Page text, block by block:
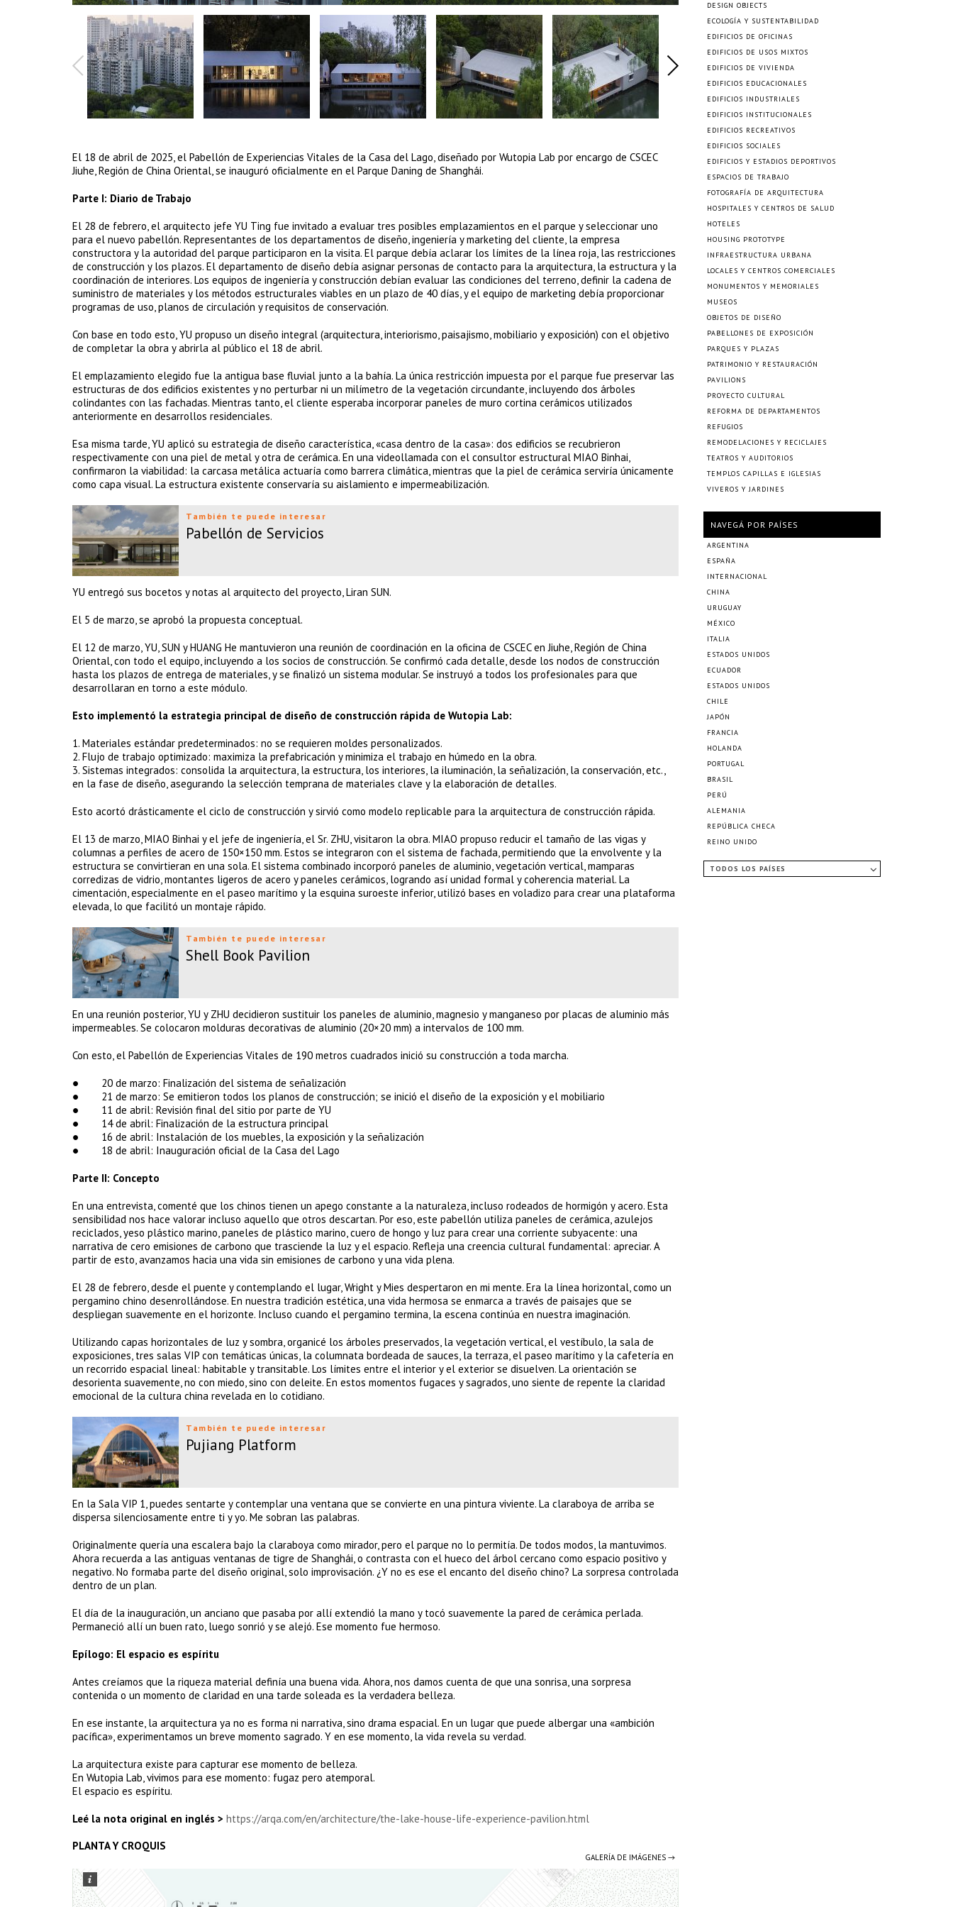
El 18 de abril de 2025, el Pabellón de Experiencias Vitales de la Casa del Lago, diseñado por Wutopia Lab por encargo de CSCEC
Jiuhe, Región de China Oriental, se inauguró oficialmente en el Parque Daning de Shanghái.
Parte I: Diario de Trabajo
El 28 de febrero, el arquitecto jefe YU Ting fue invitado a evaluar tres posibles emplazamientos en el parque y seleccionar uno
para el nuevo pabellón. Representantes de los departamentos de diseño, ingeniería y marketing del cliente, la empresa
constructora y la autoridad del parque participaron en la visita. El parque debía aclarar los límites de la línea roja, las restricciones
de construcción y los plazos. El departamento de diseño debía asignar personas de contacto para la arquitectura, la estructura y la
coordinación de interiores. Los equipos de ingeniería y construcción debían evaluar las condiciones del terreno, definir la cadena de
suministro de materiales y los métodos estructurales viables en un plazo de 40 días, y el equipo de marketing debía proporcionar
programas de uso, planos de circulación y requisitos de conservación.
Con base en todo esto, YU propuso un diseño integral (arquitectura, interiorismo, paisajismo, mobiliario y exposición) con el objetivo
de completar la obra y abrirla al público el 18 de abril.
El emplazamiento elegido fue la antigua base fluvial junto a la bahía. La única restricción impuesta por el parque fue preservar las
estructuras de dos edificios existentes y no perturbar ni un milímetro de la vegetación circundante, incluyendo dos árboles
colindantes con las fachadas. Mientras tanto, el cliente esperaba incorporar paneles de muro cortina cerámicos utilizados
anteriormente en desarrollos residenciales.
Esa misma tarde, YU aplicó su estrategia de diseño característica, «casa dentro de la casa»: dos edificios se recubrieron
respectivamente con una piel de metal y otra de cerámica. En una videollamada con el consultor estructural MIAO Binhai,
confirmaron la viabilidad: la carcasa metálica actuaría como barrera climática, mientras que la piel de cerámica serviría únicamente
como capa visual. La estructura existente conservaría su aislamiento e impermeabilización.
También te puede interesar
Pabellón de Servicios
YU entregó sus bocetos y notas al arquitecto del proyecto, Liran SUN.
El 5 de marzo, se aprobó la propuesta conceptual.
El 12 de marzo, YU, SUN y HUANG He mantuvieron una reunión de coordinación en la oficina de CSCEC en Jiuhe, Región de China
Oriental, con todo el equipo, incluyendo a los socios de construcción. Se confirmó cada detalle, desde los nodos de construcción
hasta los plazos de entrega de materiales, y se finalizó un sistema modular. Se instruyó a todos los profesionales para que
desarrollaran en torno a este módulo.
Esto implementó la estrategia principal de diseño de construcción rápida de Wutopia Lab:
1. Materiales estándar predeterminados: no se requieren moldes personalizados.
2. Flujo de trabajo optimizado: maximiza la prefabricación y minimiza el trabajo en húmedo en la obra.
3. Sistemas integrados: consolida la arquitectura, la estructura, los interiores, la iluminación, la señalización, la conservación, etc.,
en la fase de diseño, asegurando la selección temprana de materiales clave y la elaboración de detalles.
Esto acortó drásticamente el ciclo de construcción y sirvió como modelo replicable para la arquitectura de construcción rápida.
El 13 de marzo, MIAO Binhai y el jefe de ingeniería, el Sr. ZHU, visitaron la obra. MIAO propuso reducir el tamaño de las vigas y
columnas a perfiles de acero de 150×150 mm. Estos se integraron con el sistema de fachada, permitiendo que la envolvente y la
estructura se convirtieran en una sola. El sistema combinado incorporó paneles de aluminio, vegetación vertical, mamparas
corredizas de vidrio, montantes ligeros de acero y paneles cerámicos, logrando así unidad formal y coherencia material. La
cimentación, especialmente en el paseo marítimo y la esquina suroeste inferior, utilizó bases en voladizo para crear una plataforma
elevada, lo que facilitó un montaje rápido.
También te puede interesar
Shell Book Pavilion
En una reunión posterior, YU y ZHU decidieron sustituir los paneles de aluminio, magnesio y manganeso por placas de aluminio más
impermeables. Se colocaron molduras decorativas de aluminio (20×20 mm) a intervalos de 100 mm.
Con esto, el Pabellón de Experiencias Vitales de 190 metros cuadrados inició su construcción a toda marcha.
● 20 de marzo: Finalización del sistema de señalización
● 21 de marzo: Se emitieron todos los planos de construcción; se inició el diseño de la exposición y el mobiliario
● 11 de abril: Revisión final del sitio por parte de YU
● 14 de abril: Finalización de la estructura principal
● 16 de abril: Instalación de los muebles, la exposición y la señalización
● 18 de abril: Inauguración oficial de la Casa del Lago
Parte II: Concepto
En una entrevista, comenté que los chinos tienen un apego constante a la naturaleza, incluso rodeados de hormigón y acero. Esta
sensibilidad nos hace valorar incluso aquello que otros descartan. Por eso, este pabellón utiliza paneles de cerámica, azulejos
reciclados, yeso plástico marino, paneles de plástico marino, cuero de hongo y luz para crear una corriente subyacente: una
narrativa de cero emisiones de carbono que trasciende la luz y el espacio. Refleja una creencia cultural fundamental: apreciar. A
partir de esto, avanzamos hacia una vida sin emisiones de carbono y una vida plena.
El 28 de febrero, desde el puente y contemplando el lugar, Wright y Mies despertaron en mi mente. Era la línea horizontal, como un
pergamino chino desenrollándose. En nuestra tradición estética, una vida hermosa se enmarca a través de paisajes que se
despliegan suavemente en el horizonte. Incluso cuando el pergamino termina, la escena continúa en nuestra imaginación.
Utilizando capas horizontales de luz y sombra, organicé los árboles preservados, la vegetación vertical, el vestíbulo, la sala de
exposiciones, tres salas VIP con temáticas únicas, la columnata bordeada de sauces, la terraza, el paseo marítimo y la cafetería en
un recorrido espacial lineal: habitable y transitable. Los límites entre el interior y el exterior se disuelven. La orientación se
desorienta suavemente, no con miedo, sino con deleite. En estos momentos fugaces y sagrados, uno siente de repente la claridad
emocional de la cultura china revelada en lo cotidiano.
También te puede interesar
Pujiang Platform
En la Sala VIP 1, puedes sentarte y contemplar una ventana que se convierte en una pintura viviente. La claraboya de arriba se
dispersa silenciosamente entre ti y yo. Me sobran las palabras.
Originalmente quería una escalera bajo la claraboya como mirador, pero el parque no lo permitía. De todos modos, la mantuvimos.
Ahora recuerda a las antiguas ventanas de tigre de Shanghái, o contrasta con el hueco del árbol cercano como espacio positivo y
negativo. No formaba parte del diseño original, solo improvisación. ¿Y no es ese el encanto del diseño chino? La sorpresa controlada
dentro de un plan.
El día de la inauguración, un anciano que pasaba por allí extendió la mano y tocó suavemente la pared de cerámica perlada.
Permaneció allí un buen rato, luego sonrió y se alejó. Ese momento fue hermoso.
Epílogo: El espacio es espíritu
Antes creíamos que la riqueza material definía una buena vida. Ahora, nos damos cuenta de que una sonrisa, una sorpresa
contenida o un momento de claridad en una tarde soleada es la verdadera belleza.
En ese instante, la arquitectura ya no es forma ni narrativa, sino drama espacial. En un lugar que puede albergar una «ambición
pacífica», experimentamos un breve momento sagrado. Y en ese momento, la vida revela su verdad.
La arquitectura existe para capturar ese momento de belleza.
En Wutopia Lab, vivimos para ese momento: fugaz pero atemporal.
El espacio es espíritu.
Leé la nota original en inglés > https://arqa.com/en/architecture/the-lake-house-life-experience-pavilion.html
PLANTA Y CROQUIS
GALERÍA DE IMÁGENES →
DESIGN OBJECTS
ECOLOGÍA Y SUSTENTABILIDAD
EDIFICIOS DE OFICINAS
EDIFICIOS DE USOS MIXTOS
EDIFICIOS DE VIVIENDA
EDIFICIOS EDUCACIONALES
EDIFICIOS INDUSTRIALES
EDIFICIOS INSTITUCIONALES
EDIFICIOS RECREATIVOS
EDIFICIOS SOCIALES
EDIFICIOS Y ESTADIOS DEPORTIVOS
ESPACIOS DE TRABAJO
FOTOGRAFÍA DE ARQUITECTURA
HOSPITALES Y CENTROS DE SALUD
HOTELES
HOUSING PROTOTYPE
INFRAESTRUCTURA URBANA
LOCALES Y CENTROS COMERCIALES
MONUMENTOS Y MEMORIALES
MUSEOS
OBJETOS DE DISEÑO
PABELLONES DE EXPOSICIÓN
PARQUES Y PLAZAS
PATRIMONIO Y RESTAURACIÓN
PAVILIONS
PROYECTO CULTURAL
REFORMA DE DEPARTAMENTOS
REFUGIOS
REMODELACIONES Y RECICLAJES
TEATROS Y AUDITORIOS
TEMPLOS CAPILLAS E IGLESIAS
VIVEROS Y JARDINES
NAVEGÁ POR PAÍSES
ARGENTINA
ESPAÑA
INTERNACIONAL
CHINA
URUGUAY
MÉXICO
ITALIA
ESTADOS UNIDOS
ECUADOR
ESTADOS UNIDOS
CHILE
JAPÓN
FRANCIA
HOLANDA
PORTUGAL
BRASIL
PERÚ
ALEMANIA
REPÚBLICA CHECA
REINO UNIDO
TODOS LOS PAÍSES